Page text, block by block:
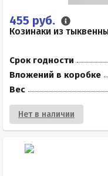
455 руб.
Козинаки из
Срок годности
Вложений в коробке
Вес
Нет в наличии